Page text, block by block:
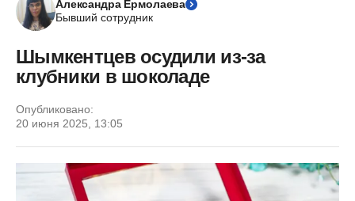
Александра Ермолаева
Бывший сотрудник
Шымкентцев осудили из-за
клубники в шоколаде
Опубликовано:
20 июня 2025, 13:05